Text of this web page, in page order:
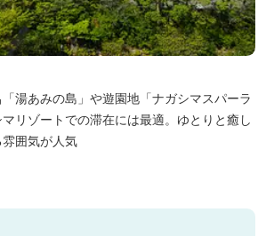
湯あみの島」や遊園地「ナガシマスパーラ
リゾートでの滞在には最適。ゆとりと癒し
囲気が人気